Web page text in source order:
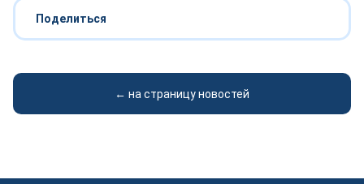
Поделиться
← на страницу новостей